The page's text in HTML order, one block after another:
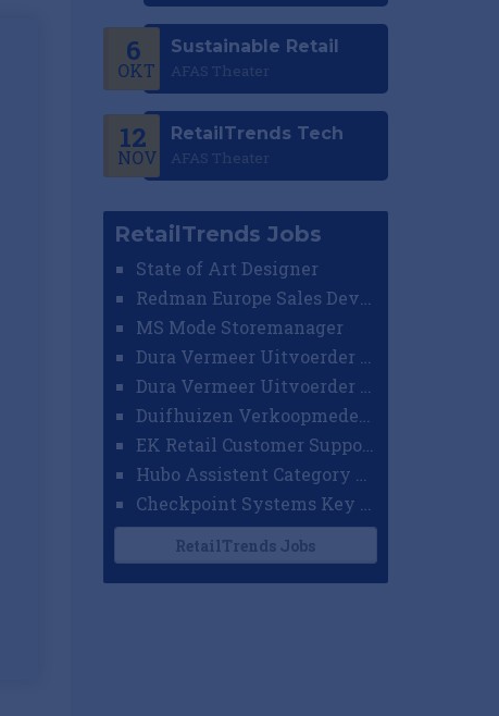
6
OKT
Sustainable Retail
AFAS Theater
12
NOV
RetailTrends Tech
AFAS Theater
RetailTrends Jobs
State of Art Designer
MS Mode Storemanager
EK Retail Customer Support Omnichannel
RetailTrends Jobs